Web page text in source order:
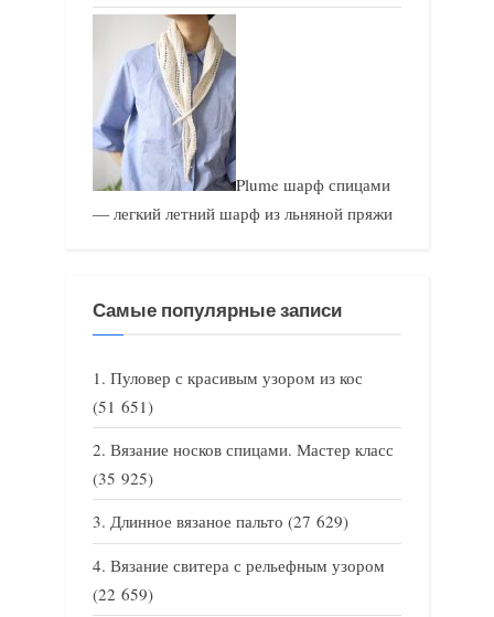
Plume шарф спицами
— легкий летний шарф из льняной пряжи
Самые популярные записи
Пуловер с красивым узором из кос
(51 651)
Вязание носков спицами. Мастер класс
(35 925)
Длинное вязаное пальто (27 629)
Вязание свитера с рельефным узором
(22 659)